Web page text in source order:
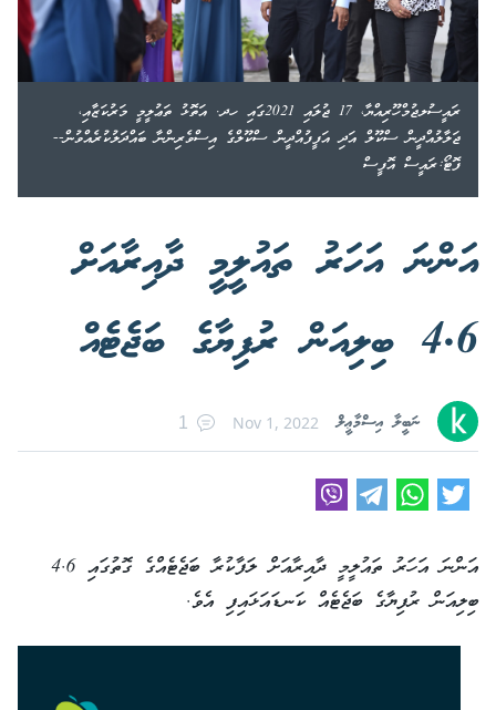
ރައީސުލޖުމްހޫރިއްޔާ، 17 ޖުލައި 2021ގައި ހދ. އަތޮޅު ތަޢުލީމީ މަރުކަޒާއި،
ޖަލާލުއްދީން ސްކޫލް އަދި އަފީފުއްދީން ސްކޫލްގެ އިސްވެރިންނާ ބައްދަލުކުރެއްވުން--
ފޮޓޯ:ރައީސް އޮފީސް
އަންނަ އަހަރު ތައުލީމީ ދާއިރާއަށް
4.6 ބިލިއަން ރުފިޔާގެ ބަޖެޓެއް
ނަބީލާ އިސްމާޢީލް Nov 1, 2022
1
އަންނަ އަހަރު ތައުލީމީ ދާއިރާއަށް ލަފާކުރާ ބަޖެޓެއްގެ ގޮތުގައި 4.6
ބިލިއަން ރުފިޔާގެ ބަޖެޓެއް ކަނޑައަޅައިފި އެވެ.